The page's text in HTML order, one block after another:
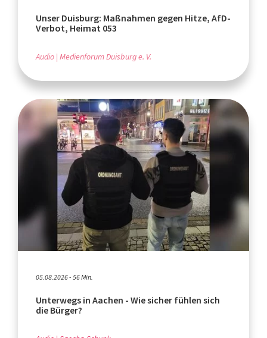
Unser Duisburg: Maßnahmen gegen Hitze, AfD-
Verbot, Heimat 053
Audio Medienforum Duisburg e. V.
05.08.2026 - 56 Min.
Unterwegs in Aachen - Wie sicher fühlen sich
die Bürger?